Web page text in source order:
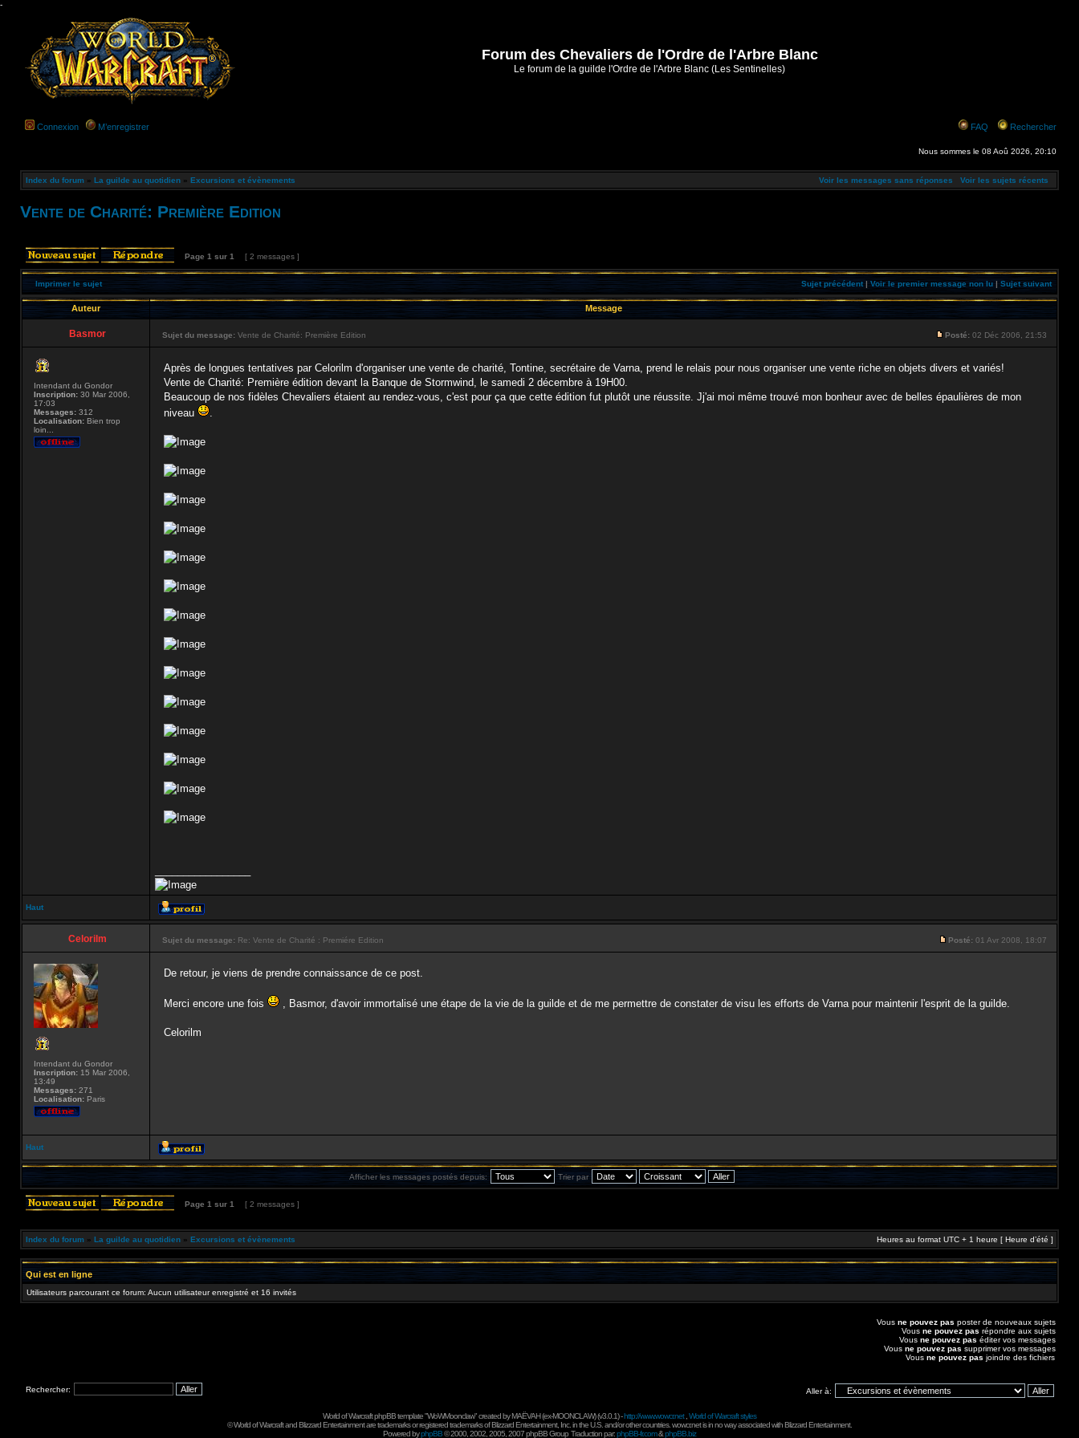
-
Forum des Chevaliers de l'Ordre de l'Arbre Blanc
Le forum de la guilde l'Ordre de l'Arbre Blanc (Les Sentinelles)
Connexion M’enregistrer FAQ Rechercher
Nous sommes le 08 Aoû 2026, 20:10
Index du forum » La guilde au quotidien » Excursions et évènements Voir les messages sans réponses Voir les sujets récents
Vente de Charité: Première Edition
Page 1 sur 1 [ 2 messages ]
Imprimer le sujet Sujet précédent|Voir le premier message non lu | Sujet suivant
Auteur Message
Basmor Sujet du message: Vente de Charité: Première Edition Posté: 02 Déc 2006, 21:53
Intendant du Gondor
Inscription: 30 Mar 2006,
17:03
Messages: 312
Localisation: Bien trop
loin...
Après de longues tentatives par Celorilm d'organiser une vente de charité, Tontine, secrétaire de Varna, prend le relais pour nous organiser une vente riche en objets divers et variés!
Vente de Charité: Première édition devant la Banque de Stormwind, le samedi 2 décembre à 19H00.
Beaucoup de nos fidèles Chevaliers étaient au rendez-vous, c'est pour ça que cette édition fut plutôt une réussite. Jj'ai moi même trouvé mon bonheur avec de belles épaulières de mon
niveau
.
Haut
Celorilm Sujet du message: Re: Vente de Charité : Premiére Edition Posté: 01 Avr 2008, 18:07
Intendant du Gondor
Inscription: 15 Mar 2006,
13:49
Messages: 271
Localisation: Paris
De retour, je viens de prendre connaissance de ce post.
Merci encore une fois , Basmor, d'avoir immortalisé une étape de la vie de la guilde et de me permettre de constater de visu les efforts de Varna pour maintenir l'esprit de la guilde.
Celorilm
Haut
Afficher les messages postés depuis: Trier par
Page 1 sur 1 [ 2 messages ]
Index du forum » La guilde au quotidien » Excursions et évènements Heures au format UTC + 1 heure [ Heure d’été ]
Qui est en ligne
Utilisateurs parcourant ce forum: Aucun utilisateur enregistré et 16 invités
Vous ne pouvez pas poster de nouveaux sujets
Vous ne pouvez pas répondre aux sujets
Vous ne pouvez pas éditer vos messages
Vous ne pouvez pas supprimer vos messages
Vous ne pouvez pas joindre des fichiers
Rechercher: Aller à:
World of Warcraft phpBB template "WoWMoonclaw" created byMAËVAH(ex-MOONCLAW) (v3.0.1) -http://www.wowcr.net, World of Warcraft styles
©World of Warcraft and Blizzard Entertainment are trademarks or registered trademarks of Blizzard Entertainment, Inc. in the U.S. and/or other countries. wowcr.net is in no way associated with Blizzard Entertainment.
Powered byphpBB© 2000, 2002, 2005, 2007 phpBB Group Traduction par:phpBB-fr.com&phpBB.biz